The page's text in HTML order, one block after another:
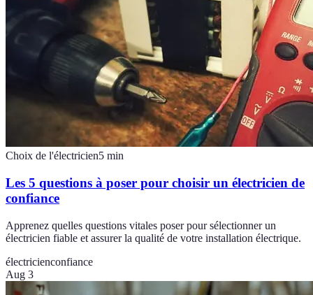
Choix de l'électricien5 min
Les 5 questions à poser pour choisir un électricien de
confiance
Apprenez quelles questions vitales poser pour sélectionner un
électricien fiable et assurer la qualité de votre installation électrique.
électricienconfiance
Aug 3